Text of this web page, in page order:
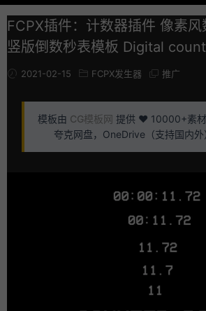
FCPX插件：计数器插件 像素
竖版倒数秒表模板 Digital
2021-02-15 FCPX发生器 推广
模板由 CG模板网 提供 ❤️ 10000+素材
夸克网盘，OneDrive（支持国内